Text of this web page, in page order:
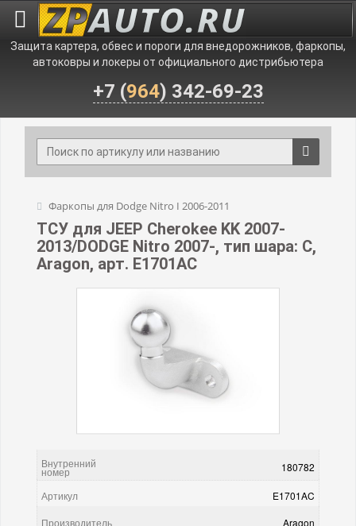
Защита картера, обвес и пороги для внедорожников, фаркопы,
автоковры и локеры от официального дистрибьютера
+7 (964) 342-69-23
Фаркопы для Dodge Nitro I 2006-2011
ТСУ для JEEP Cherokee KK 2007-
2013/DODGE Nitro 2007-, тип шара: C,
Aragon, арт. E1701AC
Внутренний
номер 180782
Артикул
E1701AC
Производитель
Aragon